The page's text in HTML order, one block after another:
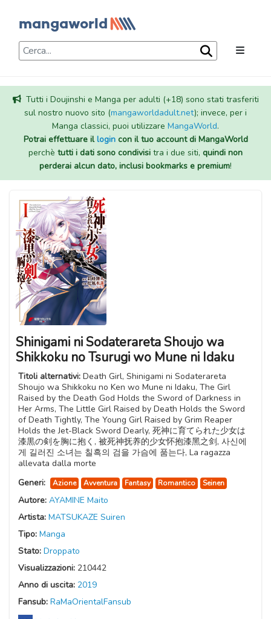
Tutti i Doujinshi e Manga per adulti (+18) sono stati trasferiti
sul nostro nuovo sito (mangaworldadult.net); invece, per i
Manga classici, puoi utilizzare MangaWorld.
Potrai effettuare illogincon il tuo account di MangaWorld
perchè tutti i dati sono condivisi tra i due siti, quindi non
perderai alcun dato, inclusi bookmarks e premium!
Shinigami ni Sodaterareta Shoujo wa
Shikkoku no Tsurugi wo Mune ni Idaku
Titoli alternativi: Death Girl, Shinigami ni Sodaterareta
Shoujo wa Shikkoku no Ken wo Mune ni Idaku, The Girl
Raised by the Death God Holds the Sword of Darkness in
Her Arms, The Little Girl Raised by Death Holds the Sword
of Death Tightly, The Young Girl Raised by Grim Reaper
Holds the Jet-Black Sword Dearly, 死神に育てられた少女は
漆黒の剣を胸に抱く, 被死神抚养的少女怀抱漆黑之剑, 사신에
게 길러진 소녀는 칠흑의 검을 가슴에 품는다, La ragazza
allevata dalla morte
Generi:
Azione Avventura Fantasy Romantico Seinen
Autore: AYAMINE Maito
Artista: MATSUKAZE Suiren
Tipo: Manga
Stato: Droppato
Visualizzazioni: 210442
Anno di uscita: 2019
Fansub: RaMaOrientalFansub